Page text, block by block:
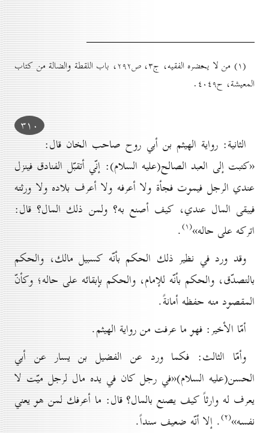
(۱) من لا يحضره الفقيه، ج۳، ص۲۹۲، باب اللقطة والضالة من كتاب
المعيشة، ح٤٠٤۹.
۳۱٠
الثانية: رواية الهيثم بن أبي روح صاحب الخان قال:
«كتبت إلى العبد الصالح(علیه السلام): إنّي أتقبّل الفنادق فينزل
عندي الرجل فيموت فجأة ولا أعرفه ولا أعرف بلاده ولا ورثته
فيبقى المال عندي، كيف أصنع به؟ ولمن ذلك المال؟ قال:
اتركه على حاله»(۱) .
وقد ورد في نظير ذلك الحكم بأنّه كسبيل مالك، والحكم
بالتصدّق، والحكم بأنّه للإمام، والحكم بإبقائه على حاله؛ وكأنّ
المقصود منه حفظه أمانةً.
أمّا الأخير: فهو ما عرفت من رواية الهيثم.
وأمّا الثالث: فكما ورد عن الفضيل بن يسار عن أبي
الحسن(علیه السلام)«في رجل كان في يده مال لرجل ميّت لا
يعرف له وارثاً كيف يصنع بالمال؟ قال: ما أعرفك لمن هو يعني
نفسه»(۲) . إلا أنّه ضعيف سنداً.